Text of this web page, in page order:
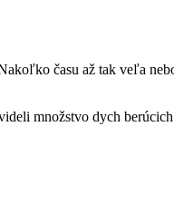
času až tak veľa
množstvo dych